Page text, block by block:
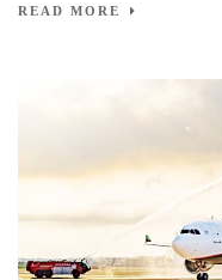
READ MORE